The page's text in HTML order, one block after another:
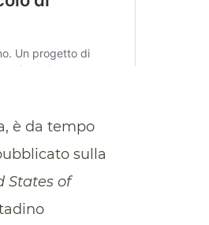
è da tempo
sulla
States of